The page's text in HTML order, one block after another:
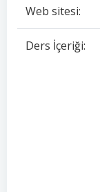
Web sitesi:
Ders İçeriği: